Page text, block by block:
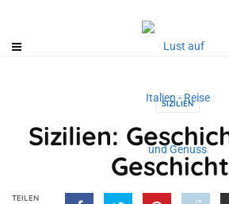
SIZILIEN
Sizilien:
TEILEN